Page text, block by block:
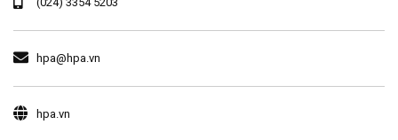
hpa@hpa.vn
hpa.vn